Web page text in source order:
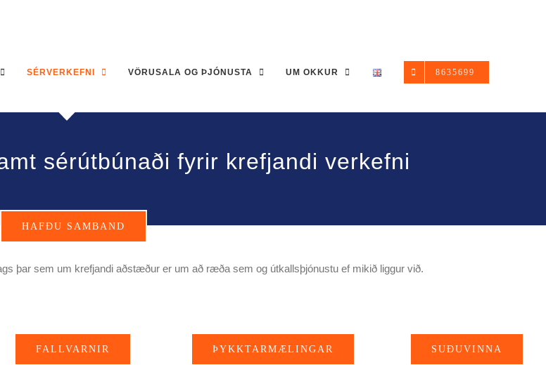
SÉRVERKEFNI VÖRUSALA OG ÞJÓNUSTA UM OKKUR 8635699
sérútbúnaði fyrir krefjandi verkefni
HAFÐU SAMBAND
þar sem um krefjandi aðstæður er um að ræða sem og útkallsþjónustu ef mikið liggur við.
FALLVARNIR ÞYKKTARMÆLINGAR SUÐUVINNA